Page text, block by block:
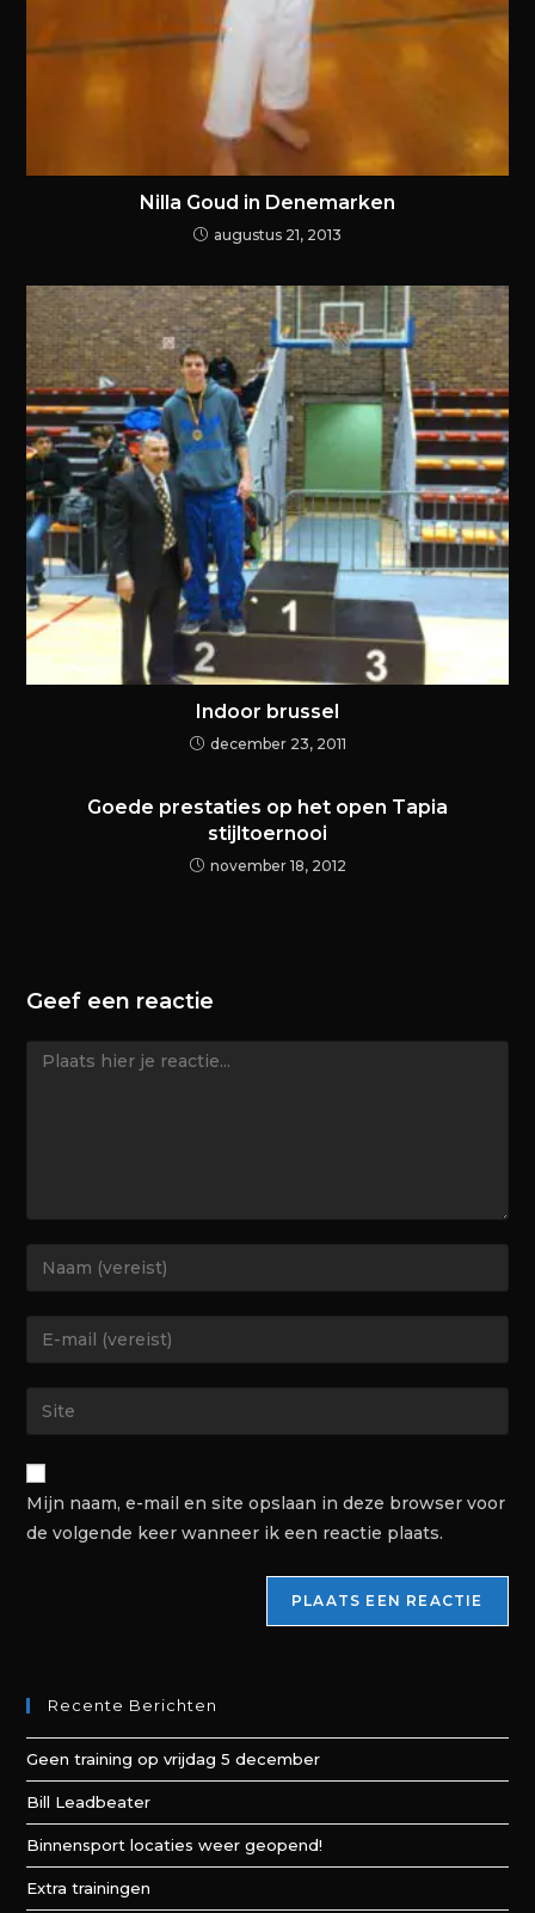
Nilla Goud in Denemarken
augustus 21, 2013
Indoor brussel
december 23, 2011
Goede prestaties op het open Tapia
stijltoernooi
november 18, 2012
Geef een reactie
Mijn naam, e-mail en site opslaan in deze browser voor
de volgende keer wanneer ik een reactie plaats.
Recente Berichten
Geen training op vrijdag 5 december
Bill Leadbeater
Binnensport locaties weer geopend!
Extra trainingen